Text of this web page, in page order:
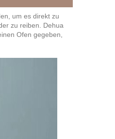
um es direkt zu
zu reiben. Dehua
Ofen gegeben,